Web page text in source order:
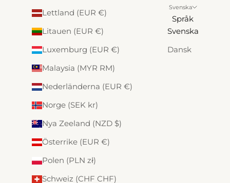
Lettland (EUR €)
Litauen (EUR €)
Luxemburg (EUR €)
Malaysia (MYR RM)
Nederländerna (EUR €)
Norge (SEK kr)
Nya Zeeland (NZD $)
Österrike (EUR €)
Polen (PLN zł)
Schweiz (CHF CHF)
Svenska
Språk
Svenska
Dansk